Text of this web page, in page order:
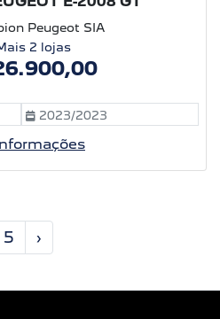
Peugeot SIA
2 lojas
2023/2023
5 ›